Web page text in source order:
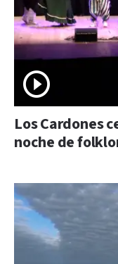
Los Cardones
noche de